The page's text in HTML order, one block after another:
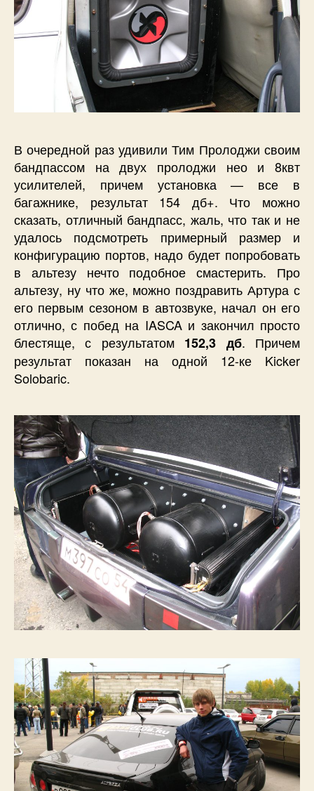
В очередной раз удивили Тим Пролоджи своим
бандпассом на двух пролоджи нео и 8квт
усилителей, причем установка — все в
багажнике, результат 154 дб+. Что можно
сказать, отличный бандпасс, жаль, что так и не
удалось подсмотреть примерный размер и
конфигурацию портов, надо будет попробовать
в альтезу нечто подобное смастерить. Про
альтезу, ну что же, можно поздравить Артура с
его первым сезоном в автозвуке, начал он его
отлично, с побед на IASCA и закончил просто
блестяще, с результатом 152,3 дб. Причем
результат показан на одной 12-ке Kicker
Solobaric.